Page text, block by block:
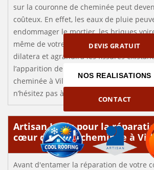
DEVIS GRATUIT
NOS REALISATIONS
CONTACT
sur la couronne de cheminée peut
coûteux. En effet, les eaux de pluie
endommager le mortier, les briques
même de votre habitation. En période de
dilatera et agrandira les fissures
l’apparition de nouveaux interstices. Si
cheminée à Villegenon a besoin d’une
n’hésitez pas à faire appel à Artisan Louis.
Artisan Louis pour la
cœur de votre cheminée à
Avant d'entamer la réparation de votre